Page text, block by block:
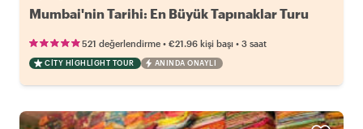
Mumbai'nin Tarihi: En Büyük Tapınaklar Turu
521 değerlendirme • €21.96 kişi başı • 3 saat
CITY HIGHLIGHT TOUR ANINDA ONAYLI